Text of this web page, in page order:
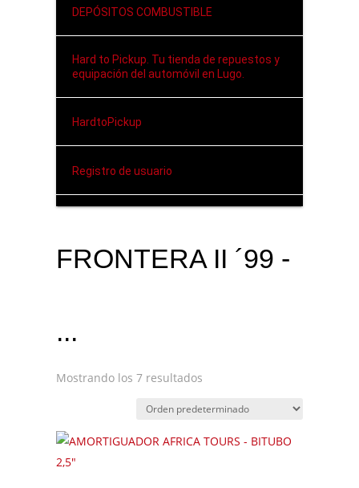
DEPÓSITOS COMBUSTIBLE
Hard to Pickup. Tu tienda de repuestos y
equipación del automóvil en Lugo.
HardtoPickup
Registro de usuario
FRONTERA II ´99 -
...
Mostrando los 7 resultados